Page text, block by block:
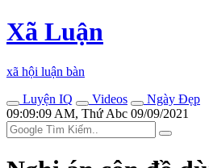
Xã Luận
xã hội luận bàn
Luyện IQ
Videos
Ngày Đẹp
09:09:09 AM, Thứ Abc 09/09/2021